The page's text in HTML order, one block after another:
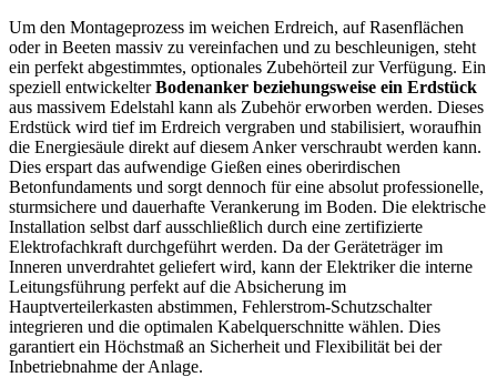
Um den Montageprozess im weichen Erdreich, auf Rasenflächen
oder in Beeten massiv zu vereinfachen und zu beschleunigen, steht
ein perfekt abgestimmtes, optionales Zubehörteil zur Verfügung. Ein
speziell entwickelterBodenanker beziehungsweise ein Erdstück
aus massivem Edelstahl kann als Zubehör erworben werden. Dieses
Erdstück wird tief im Erdreich vergraben und stabilisiert, woraufhin
die Energiesäule direkt auf diesem Anker verschraubt werden kann.
Dies erspart das aufwendige Gießen eines oberirdischen
Betonfundaments und sorgt dennoch für eine absolut professionelle,
sturmsichere und dauerhafte Verankerung im Boden. Die elektrische
Installation selbst darf ausschließlich durch eine zertifizierte
Elektrofachkraft durchgeführt werden. Da der Geräteträger im
Inneren unverdrahtet geliefert wird, kann der Elektriker die interne
Leitungsführung perfekt auf die Absicherung im
Hauptverteilerkasten abstimmen, Fehlerstrom-Schutzschalter
integrieren und die optimalen Kabelquerschnitte wählen. Dies
garantiert ein Höchstmaß an Sicherheit und Flexibilität bei der
Inbetriebnahme der Anlage.